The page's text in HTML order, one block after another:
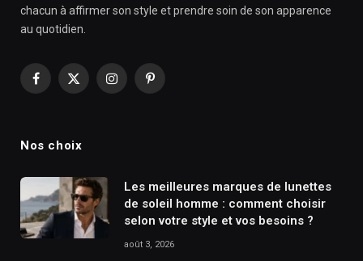
chacun à affirmer son style et prendre soin de son apparence
au quotidien.
Facebook
X
InstagramPinterest
Nos choix
Les meilleures marques de lunettes
de soleil homme : comment choisir
selon votre style et vos besoins ?
août 3, 2026